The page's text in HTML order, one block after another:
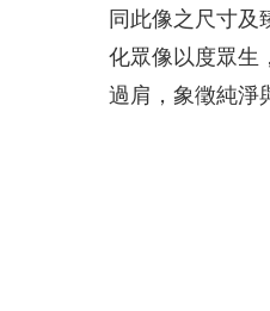
同此像之尺寸及
化眾像以度眾生
過肩，象徵純淨